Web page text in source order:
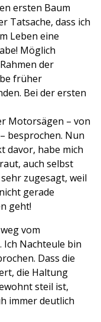
ersten Baum
Tatsache, dass ich
Leben eine
Möglich
der
früher
Bei der ersten
Motorsägen – von
besprochen. Nun
davor, habe mich
auch selbst
zugesagt, weil
gerade
geht!
vom
Ich Nachteule bin
Dass die
die Haltung
steil ist,
immer deutlich